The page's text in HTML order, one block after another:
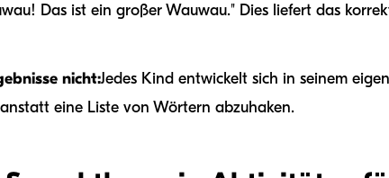
Das ist ein großer Wauwau." Dies liefert das
nicht:Jedes Kind entwickelt sich in seinem
eine Liste von Wörtern abzuhaken.